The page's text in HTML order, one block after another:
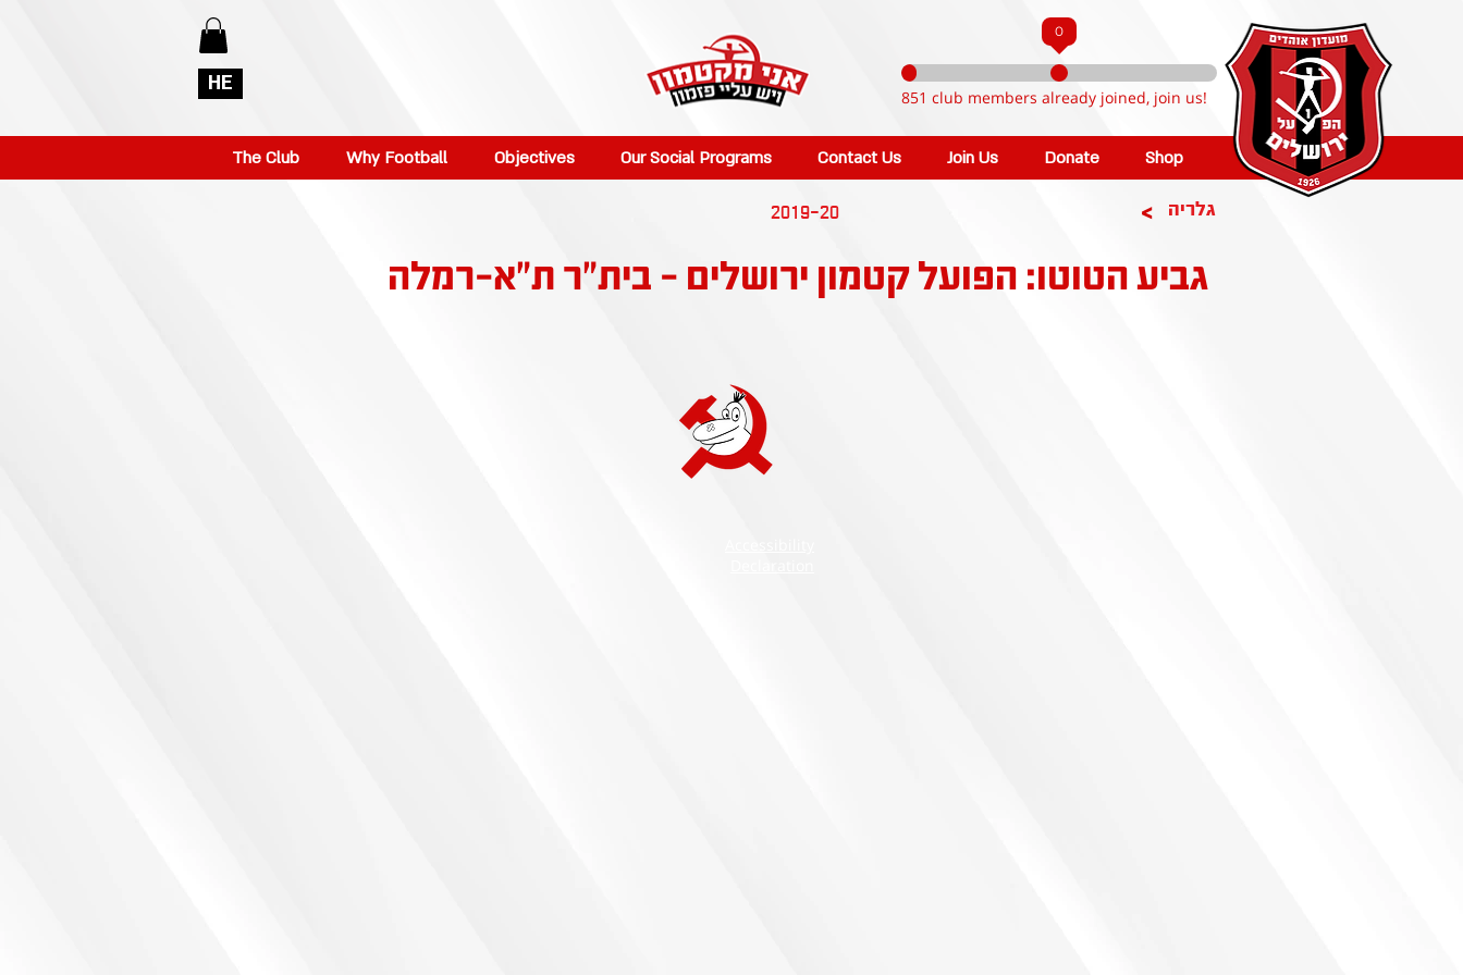
HE
0
851 club members already joined, join us!
The Club Why Football Objectives Our Social Programs Contact Us Join Us Donate Shop
>
2019-20 גלריה
גביע הטוטו: הפועל קטמון ירושלים - בית״ר ת״א-רמלה